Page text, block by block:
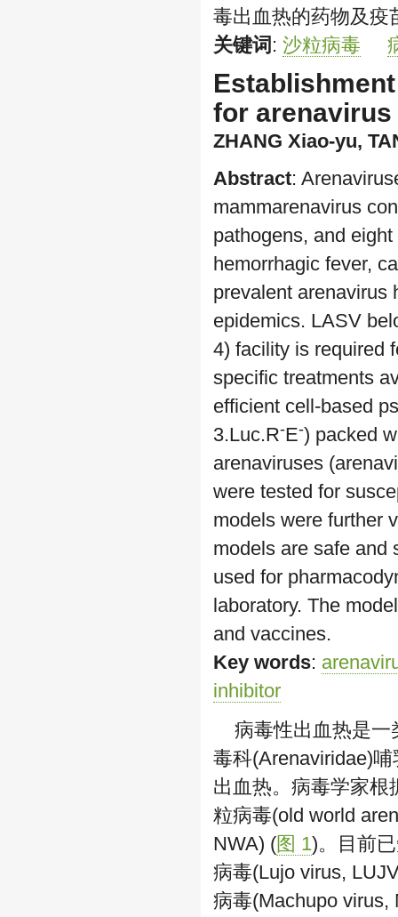
毒出血热的药物及疫
关键词 : 沙粒病毒
for
ZHANG Xiao-yu,
Abstract:
mammarenavirus
pathogens, and
hemorrhagic fever,
prevalent arenavirus
epidemics. LASV
4) facility is required
specific treatments
efficient cell-based
3.Luc.R-E-) packed
arenaviruses
were tested for
models were further
models are safe and
used for
laboratory. The
and vaccines.
Key words:
inhibitor
病毒性出血热是
毒科(Arenaviridae)
出血热。病毒学家根
粒病毒(old world
NWA) (图 1)。目前
病毒(Lujo virus,
病毒(Machupo